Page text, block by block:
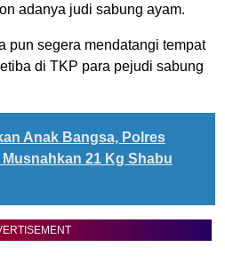
adanya judi sabung ayam.
pun segera mendatangi tempat
di TKP para pejudi sabung
Anak Bangsa, Polres
21 Kg Shabu